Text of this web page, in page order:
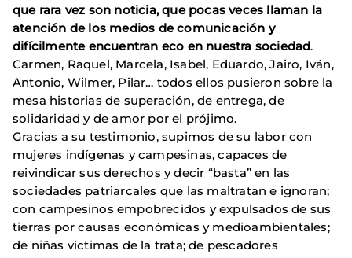
que rara vez son noticia, que pocas veces llaman la
atención de los medios de comunicación y
difícilmente encuentran eco en nuestra sociedad.
Carmen, Raquel, Marcela, Isabel, Eduardo, Jairo, Iván,
Antonio, Wilmer, Pilar… todos ellos pusieron sobre la
mesa historias de superación, de entrega, de
solidaridad y de amor por el prójimo.
Gracias a su testimonio, supimos de su labor con
mujeres indígenas y campesinas, capaces de
reivindicar sus derechos y decir “basta” en las
sociedades patriarcales que las maltratan e ignoran;
con campesinos empobrecidos y expulsados de sus
tierras por causas económicas y medioambientales;
de niñas víctimas de la trata; de pescadores